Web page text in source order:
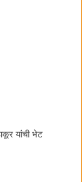
यांची भेट